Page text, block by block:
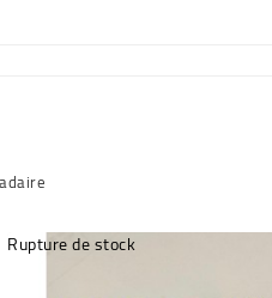
Rupture de stock